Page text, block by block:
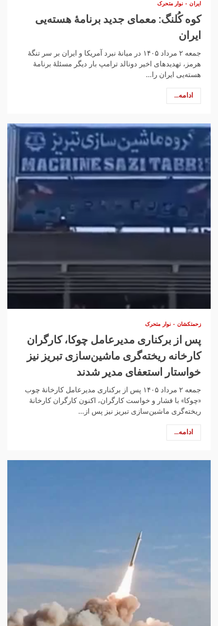
ایران نوار متحرک
کوه کُلنگ: معمای جدید برنامهٔ هسته‌یی
ایران
جمعه ۲ مرداد ۱۴۰۵ در میانهٔ نبرد آمریکا و ایران بر سر تنگهٔ
هرمز، تهدیدهای اخیر دونالد ترامپ بار دیگر مسئلهٔ برنامهٔ
هسته‌یی ایران را...
ادامه...
زحمتکشان نوار متحرک
پس از برکناری مدیرعامل چوکا، کارگران
کارخانه ریخته‌گری ماشین‌سازی تبریز نیز
خواستار استعفای مدیر شدند
جمعه ۲ مرداد ۱۴۰۵ پس از برکناری مدیرعامل کارخانهٔ چوب
«چوکا» با فشار و خواست کارگران، اکنون کارگران کارخانهٔ
ریخته‌گری ماشین‌سازی تبریز نیز پس از...
ادامه...